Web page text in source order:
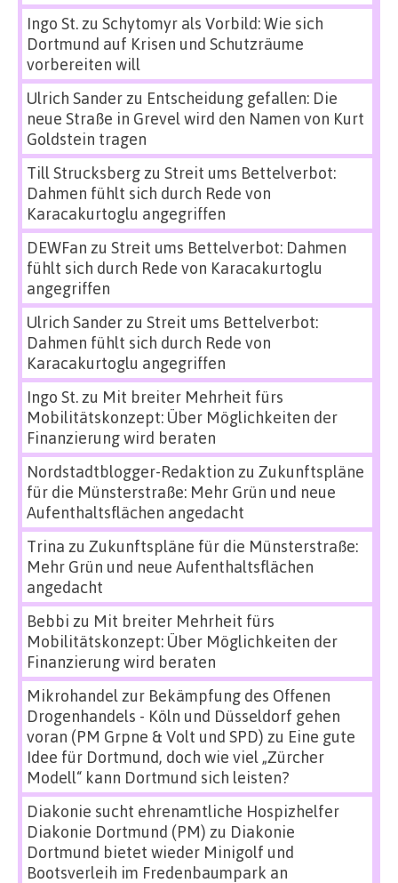
Ingo St.zu Schytomyr als Vorbild: Wie sich
Dortmund auf Krisen und Schutzräume
vorbereiten will
Ulrich Sanderzu Entscheidung gefallen: Die
neue Straße in Grevel wird den Namen von Kurt
Goldstein tragen
Till Strucksbergzu Streit ums Bettelverbot:
Dahmen fühlt sich durch Rede von
Karacakurtoglu angegriffen
DEWFan zu Streit ums Bettelverbot: Dahmen
fühlt sich durch Rede von Karacakurtoglu
angegriffen
Ulrich Sanderzu Streit ums Bettelverbot:
Dahmen fühlt sich durch Rede von
Karacakurtoglu angegriffen
Ingo St.zu Mit breiter Mehrheit fürs
Mobilitätskonzept: Über Möglichkeiten der
Finanzierung wird beraten
Nordstadtblogger-Redaktion zu Zukunftspläne
für die Münsterstraße: Mehr Grün und neue
Aufenthaltsflächen angedacht
Trina zu Zukunftspläne für die Münsterstraße:
Mehr Grün und neue Aufenthaltsflächen
angedacht
Bebbi zu Mit breiter Mehrheit fürs
Mobilitätskonzept: Über Möglichkeiten der
Finanzierung wird beraten
Mikrohandel zur Bekämpfung des Offenen
Drogenhandels - Köln und Düsseldorf gehen
voran (PM Grpne & Volt und SPD) zu Eine gute
Idee für Dortmund, doch wie viel „Zürcher
Modell“ kann Dortmund sich leisten?
Diakonie sucht ehrenamtliche Hospizhelfer
Diakonie Dortmund (PM) zu Diakonie
Dortmund bietet wieder Minigolf und
Bootsverleih im Fredenbaumpark an